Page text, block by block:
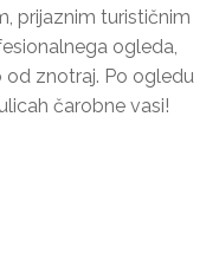
prijaznim turističnim
ogleda,
znotraj. Po ogledu
čarobne vasi!